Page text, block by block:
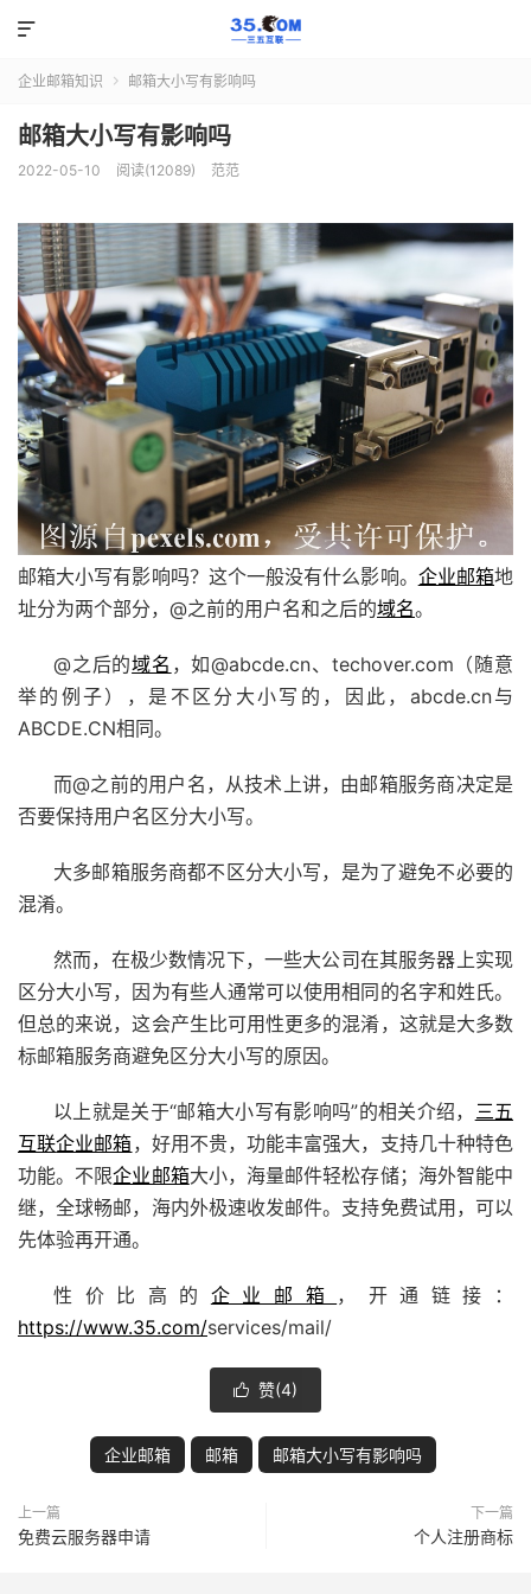

企业邮箱知识  邮箱大小写有影响吗
邮箱大小写有影响吗
2022-05-10 阅读(12089) 范范
邮箱大小写有影响吗？这个一般没有什么影响。 企业邮箱地
址分为两个部分，@之前的用户名和之后的域名。
@之后的域名 ，如@abcde.cn、techover.com（随意
举的例子），是不区分大小写的，因此，abcde.cn与
ABCDE.CN相同。
而@之前的用户名，从技术上讲，由邮箱服务商决定是
否要保持用户名区分大小写。
大多邮箱服务商都不区分大小写，是为了避免不必要的
混淆。
然而，在极少数情况下，一些大公司在其服务器上实现
区分大小写，因为有些人通常可以使用相同的名字和姓氏。
但总的来说，这会产生比可用性更多的混淆，这就是大多数
标邮箱服务商避免区分大小写的原因。
以上就是关于“邮箱大小写有影响吗”的相关介绍，
三五
互联企业邮箱，好用不贵，功能丰富强大，支持几十种特色
功能。不限企业邮箱大小，海量邮件轻松存储；海外智能中
继，全球畅邮，海内外极速收发邮件。支持免费试用，可以
先体验再开通。
性价比高的 企业邮箱 ，开通链接：
https://www.35.com/services/mail/
 赞(4)
企业邮箱 邮箱 邮箱大小写有影响吗
上一篇
免费云服务器申请
下一篇
个人注册商标